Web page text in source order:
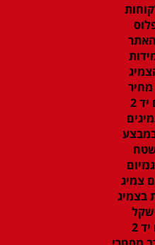
2
צמיג
בצמיג
2